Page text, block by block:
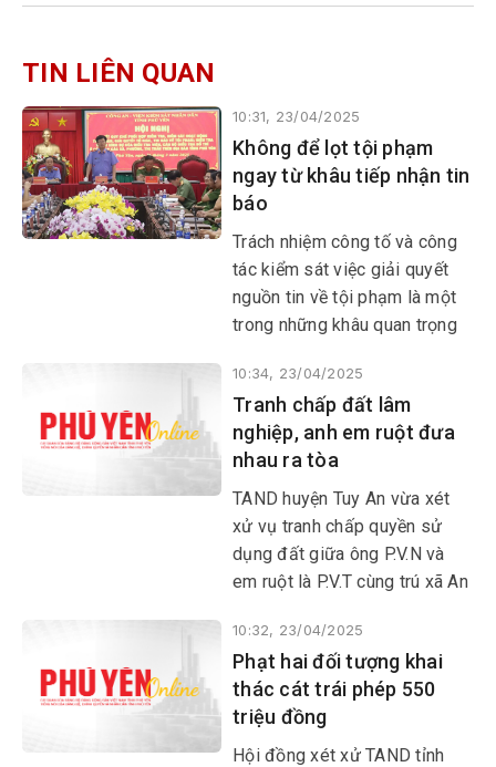
TIN LIÊN QUAN
10:31, 23/04/2025
Không để lọt tội phạm
ngay từ khâu tiếp nhận tin
báo
​​​​​​​Trách nhiệm công tố và công
tác kiểm sát việc giải quyết
nguồn tin về tội phạm là một
trong những khâu quan trọng
động tố tụng hình sự, quyết
định đến chất lượng của cả
quá trình xử lý tội phạm.
10:34, 23/04/2025
Tranh chấp đất lâm
nghiệp, anh em ruột đưa
nhau ra tòa
TAND huyện Tuy An vừa xét
xử vụ tranh chấp quyền sử
dụng đất giữa ông P.V.N và
em ruột là P.V.T cùng trú xã An
10:32, 23/04/2025
Phạt hai đối tượng khai
thác cát trái phép 550
triệu đồng
Hội đồng xét xử TAND tỉnh